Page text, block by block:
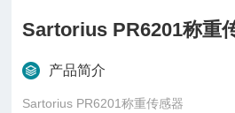
Sartorius PR6201称重
产品简介
Sartorius PR6201称重传感器